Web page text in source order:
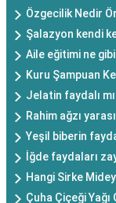
Özgecilik Nedir
Şalazyon kendi
Aile eğitimi ne
Kuru Şampuan
Jelatin faydalı
Rahim ağzı
Yeşil biberin
İğde faydaları
Hangi Sirke
Çuha Çiçeği